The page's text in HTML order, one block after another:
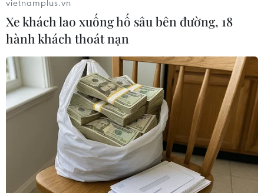
Sacombank khởi động dự án cơ sở dữ liệu
quản lý rủi ro
25/07/2018 11:18
Việc hoàn thiện khung cơ sở dữ liệu quản lý rủi ro nhằm
tạo nền tảng vững chắc cho Sacombank thực hiện hiệu
quả các dự án phục vụ nhu cầu kinh doanh, quản trị rủi
ro và áp dụng chuẩn mực Basel 2.
Xe khách lao xuống hố sâu bên đường, 18
hành khách thoát nạn